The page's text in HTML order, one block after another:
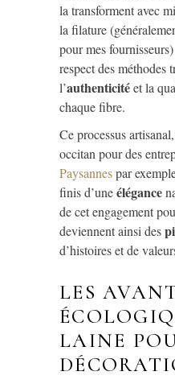
la transforment avec
la filature
pour mes
respect des méthodes
l’authenticitéet la
chaque fibre.
Ce processus
occitan pour des
Paysannespar
finis d’uneélégance
de cet engagement
deviennent ainsi des
d’histoires et de
LES
LAINE